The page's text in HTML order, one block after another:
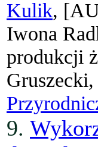
Kulik,
Iwona
produkcji
9.